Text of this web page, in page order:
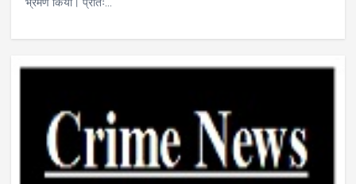
भ्रमण किया। प्रातः…